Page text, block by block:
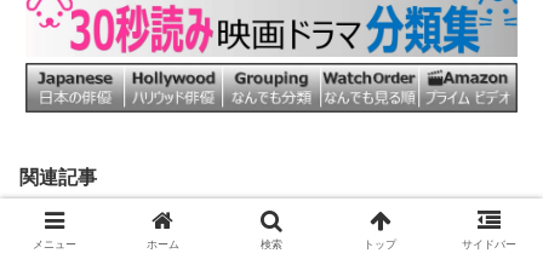
関連記事
メニュー ホーム 検索 トップ サイドバー